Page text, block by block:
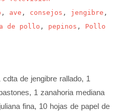
, ave , consejos , jengibre ,
de pollo , pepinos , Pollo
de jengibre rallado, 1
1 zanahoria mediana
fina, 10 hojas de papel de